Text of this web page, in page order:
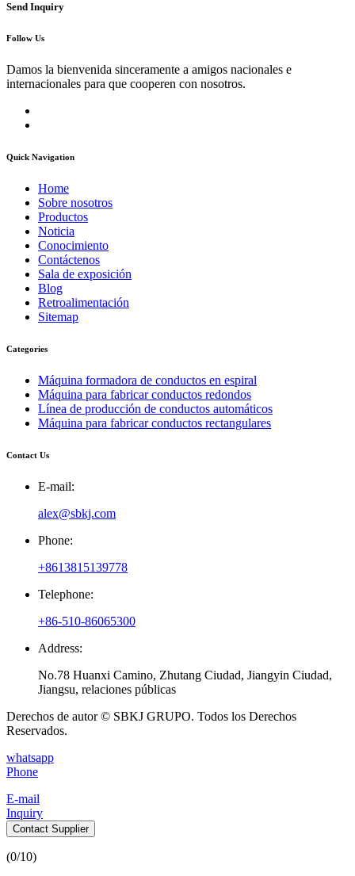
Send Inquiry
Follow Us
Damos la bienvenida sinceramente a amigos nacionales e
internacionales para que cooperen con nosotros.
Quick Navigation
Home
Sobre nosotros
Productos
Noticia
Conocimiento
Contáctenos
Sala de exposición
Blog
Retroalimentación
Sitemap
Categories
Máquina formadora de conductos en espiral
Máquina para fabricar conductos redondos
Línea de producción de conductos automáticos
Máquina para fabricar conductos rectangulares
Contact Us
E-mail:
alex@sbkj.com
Phone:
+8613815139778
Telephone:
+86-510-86065300
Address:
No.78 Huanxi Camino, Zhutang Ciudad, Jiangyin Ciudad,
Jiangsu, relaciones públicas
Derechos de autor © SBKJ GRUPO. Todos los Derechos
Reservados.
whatsapp
Phone
E-mail
Inquiry
Contact Supplier
(0/10)